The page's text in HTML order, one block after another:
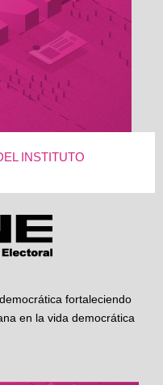
INSTITUTO
fortaleciendo
en la vida democrática